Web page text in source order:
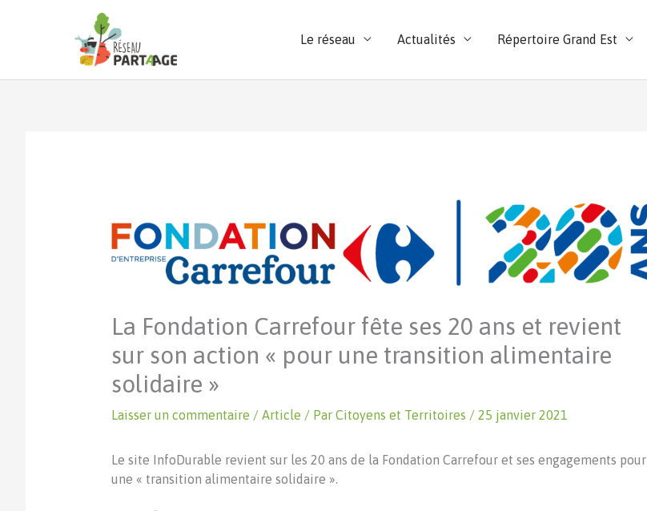
Le réseau Actualités Répertoire Grand Est
La Fondation Carrefour fête ses 20 ans et revient
sur son action « pour une transition alimentaire
solidaire »
Laisser un commentaire / Article / Par Citoyens et Territoires / 25 janvier 2021
Le site InfoDurable revient sur les 20 ans de la Fondation Carrefour et ses engagements pour
une « transition alimentaire solidaire ».